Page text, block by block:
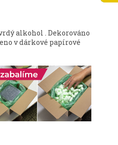
alkohol . Dekorováno
v dárkové papírové